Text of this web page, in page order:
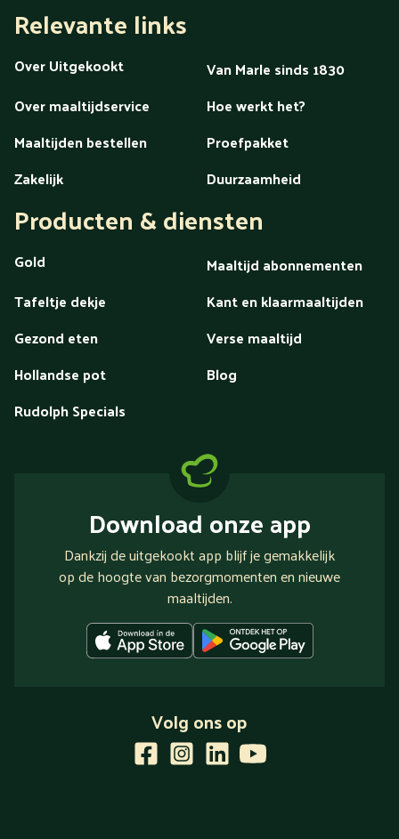
Relevante links
Over Uitgekookt
Van Marle sinds 1830
Over maaltijdservice
Hoe werkt het?
Maaltijden bestellen
Proefpakket
Zakelijk
Duurzaamheid
Producten & diensten
Gold
Maaltijd abonnementen
Tafeltje dekje
Kant en klaarmaaltijden
Gezond eten
Verse maaltijd
Hollandse pot
Blog
Rudolph Specials
Download onze app
Dankzij de uitgekookt app blijf je gemakkelijk
op de hoogte van bezorgmomenten en nieuwe
maaltijden.
Volg ons op